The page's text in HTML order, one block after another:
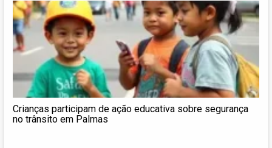
Crianças participam de ação educativa sobre segurança
no trânsito em Palmas